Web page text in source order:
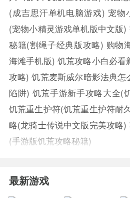
(成吉思汗单机电脑游戏) 宠物
(宠物小精灵游戏单机版中文版)
秘籍(割绳子经典版攻略) 购物
海滩手机版) 饥荒攻略小白必看
攻略) 饥荒麦斯威尔暗影法典
陷阱) 饥荒手游新手攻略大全(
饥荒重生护符(饥荒重生护符耐
略(龙骑士传说中文版完美攻略)
(手游版饥荒攻略秘籍)
最新游戏